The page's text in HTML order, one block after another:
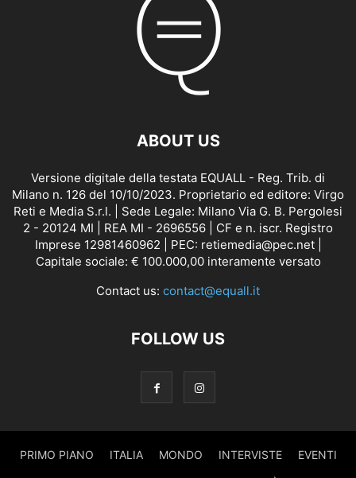
ABOUT US
Versione digitale della testata EQUALL - Reg. Trib. di
Milano n. 126 del 10/10/2023. Proprietario ed editore: Virgo
Reti e Media S.r.l. | Sede Legale: Milano Via G. B. Pergolesi
2 - 20124 MI | REA MI - 2696556 | CF e n. iscr. Registro
Imprese 12981460962 | PEC: retiemedia@pec.net |
Capitale sociale: € 100.000,00 interamente versato
Contact us: contact@equall.it
FOLLOW US
PRIMO PIANO ITALIA MONDO INTERVISTE EVENTI